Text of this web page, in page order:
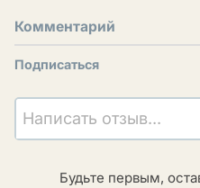
Комментарий
Подписаться
Написать отзыв...
Будьте первым,